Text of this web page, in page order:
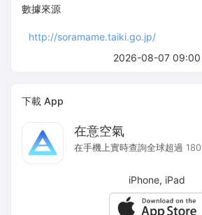
2026-08-07 09:00
數據來源
http://soramame.taiki.go.jp/
下載 App
在意空氣
在手機上實時查詢全球超過 180
iPhone, iPad